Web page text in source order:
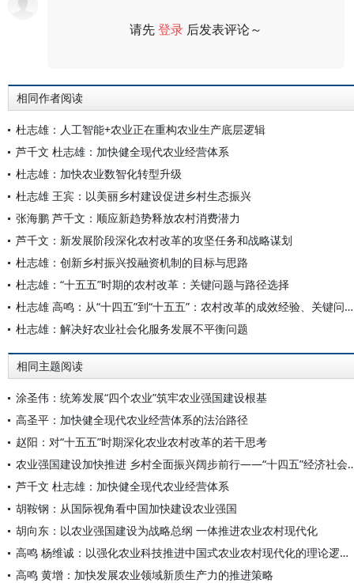
请先登录 后发表评论～
相同作者阅读
杜志雄：人工智能+农业正在重构农业生产底层逻辑
芦千文 杜志雄：加快健全现代农业经营体系
杜志雄：加快农业数智化转型升级
杜志雄 王宾：以美丽乡村建设促进乡村生态振兴
张海鹏 芦千文：顺应新趋势释放农村消费潜力
芦千文：新发展阶段深化农村改革的攻坚任务和战略谋划
杜志雄：创新乡村振兴投融资机制的目标与思路
杜志雄：“十五五”时期的农村改革：关键问题与路径选择
杜志雄 高鸣：从“十四五”到“十五五”：农村改革的成效经验、关键问题与路径选择
杜志雄：解决好农业社会化服务发展不平衡问题
相同主题阅读
涂圣伟：统筹发展“四个农业”筑牢农业强国建设根基
高圣平：加快健全现代农业经营体系的法治路径
赵阳：对“十五五”时期深化农业农村改革的若干思考
农业强国建设加快推进 乡村全面振
芦千文 杜志雄：加快健全现代农业经营体系
胡鞍钢：从国际视角看中国加快建设农业强国
胡向东：以农业强国建设为战略总纲 一体推进农业农村现代化
高鸣 杨维诚：以强化农业科技推进中国式农业农村现代化的理论逻辑与政策构想
高鸣 黄增：加快发展农业领域新质生产力的推进策略